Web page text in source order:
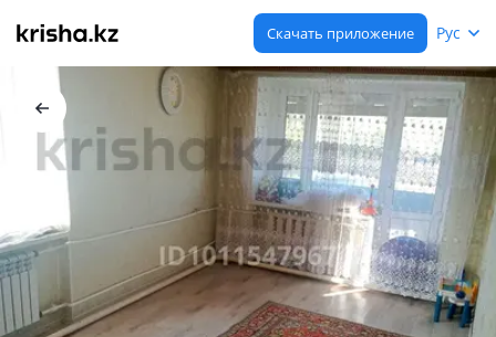
Скачать приложение Рус